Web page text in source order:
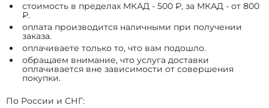
стоимость в пределах МКАД - 500 ₽, за МКАД - от 800
₽.
оплата производится наличными при получении
заказа.
оплачиваете только то, что вам подошло.
обращаем внимание, что услуга доставки
оплачивается вне зависимости от совершения
покупки.
По России и СНГ: